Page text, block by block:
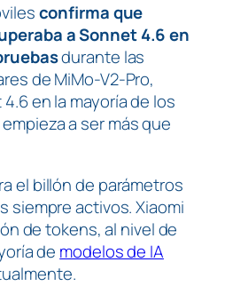
confirma que
a Sonnet 4.6 en
durante las
de MiMo-V2-Pro,
en la mayoría de los
empieza a ser más que
el billón de parámetros
siempre activos. Xiaomi
de tokens, al nivel de
de modelos de IA